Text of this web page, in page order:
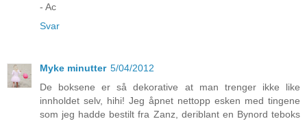
- Ac
Svar
Myke minutter 5/04/2012
De boksene er så dekorative at man trenger ikke like
innholdet selv, hihi! Jeg åpnet nettopp esken med tingene
som jeg hadde bestilt fra Zanz, deriblant en Bynord teboks